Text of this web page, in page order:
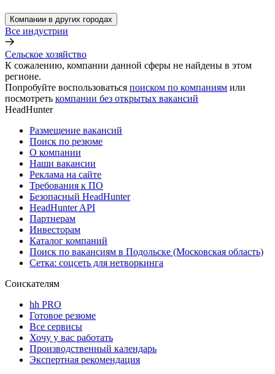
Компании в других городах
Все индустрии
Сельское хозяйство
К сожалению, компании данной сферы не найдены в этом
регионе.
Попробуйте воспользоваться поиском по компаниям или
посмотреть компании без открытых вакансий
HeadHunter
Размещение вакансий
Поиск по резюме
О компании
Наши вакансии
Реклама на сайте
Требования к ПО
Безопасный HeadHunter
HeadHunter API
Партнерам
Инвесторам
Каталог компаний
Поиск по вакансиям в Подольске (Московская область)
Сетка: соцсеть для нетворкинга
Соискателям
hh PRO
Готовое резюме
Все сервисы
Хочу у вас работать
Производственный календарь
Экспертная рекомендация